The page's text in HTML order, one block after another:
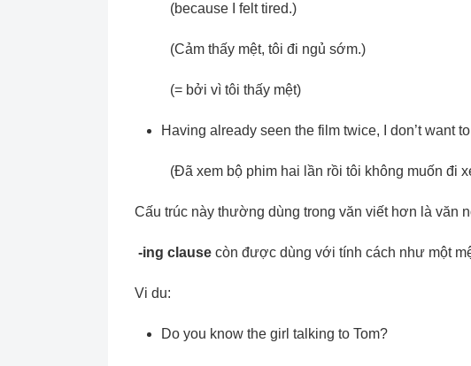
(because I felt tired.)
(Cảm thấy mệt, tôi đi ngủ sớm.)
(= bởi vì tôi thấy mệt)
Having already seen the film twice, I don’t want
(Đã xem bộ phim hai lần rồi tôi không muốn đi
Cấu trúc này thường dùng trong văn viết hơn là văn
-ing clause còn được dùng với tính cách như một
Vi du:
Do you know the girl talking to Tom?